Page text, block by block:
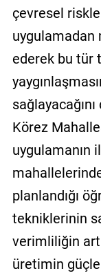
çevresel
uygulamadan
ederek bu tür
Körez
uygulamanın
mahallelerinde
planlandığı
tekniklerinin
verimliliğin
üretimin